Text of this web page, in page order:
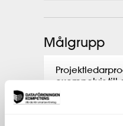
Målgrupp
exempelvis till
som: